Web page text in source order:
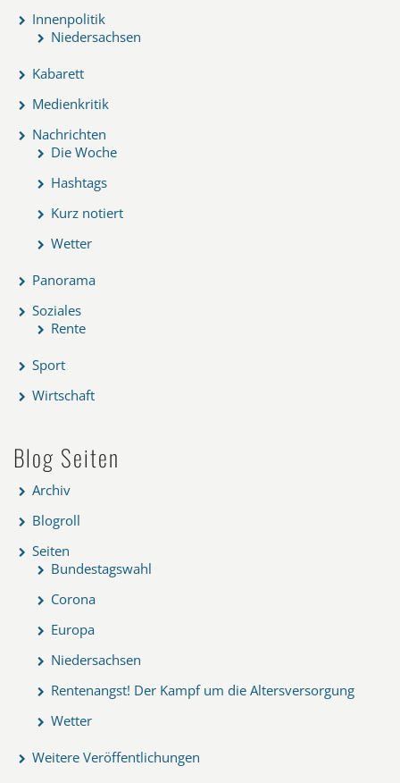
Innenpolitik
Niedersachsen
Kabarett
Medienkritik
Nachrichten
Die Woche
Hashtags
Kurz notiert
Wetter
Panorama
Soziales
Rente
Sport
Wirtschaft
Blog Seiten
Archiv
Blogroll
Seiten
Bundestagswahl
Corona
Europa
Niedersachsen
Rentenangst! Der Kampf um die Altersversorgung
Wetter
Weitere Veröffentlichungen